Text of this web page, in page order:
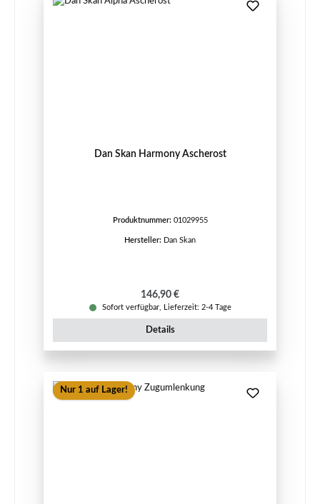
Dan Skan Harmony Ascherost
Produktnummer: 01029955
Hersteller: Dan Skan
Regulärer Preis:
146,90 €
Sofort verfügbar, Lieferzeit: 2-4 Tage
Details
Nur 1 auf Lager!